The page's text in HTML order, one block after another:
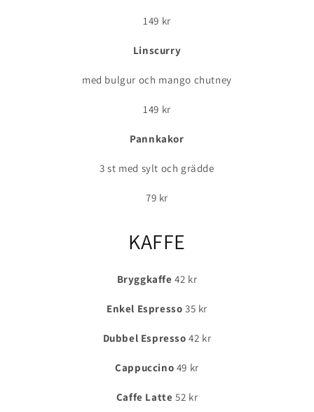
149 kr
Linscurry
med bulgur och mango chutney
149 kr
Pannkakor
3 st med sylt och grädde
79 kr
KAFFE
Bryggkaffe 42 kr
Enkel Espresso 35 kr
Dubbel Espresso 42 kr
Cappuccino 49 kr
Caffe Latte 52 kr